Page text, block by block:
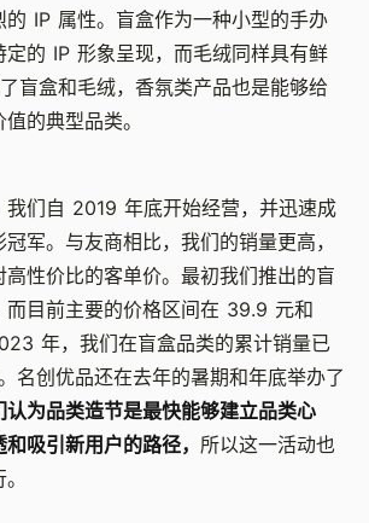
的 IP 属性。盲盒作为一种小型的手办
定的 IP 形象呈现，而毛绒同样具有鲜
盲盒和毛绒，香氛类产品也是能够给
的典型品类。
我们自 2019 年底开始经营，并迅速成
军。与友商相比，我们的销量更高，
性价比的客单价。最初我们推出的盲
目前主要的价格区间在 39.9 元和
年，我们在盲盒品类的累计销量已
名创优品还在去年的暑期和年底举办了
认为品类造节是最快能够建立品类心
吸引新用户的路径， 所以这一活动也